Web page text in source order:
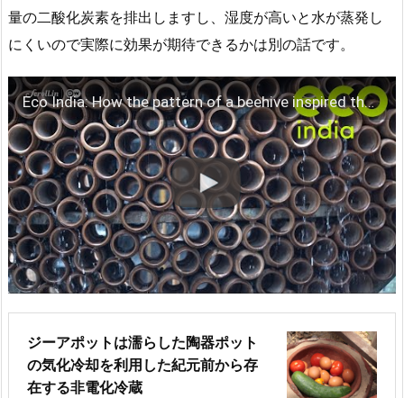
量の二酸化炭素を排出しますし、湿度が高いと水が蒸発し
にくいので実際に効果が期待できるかは別の話です。
Eco India: How the pattern of a beehive inspired the design for an affordable, natural air cooler
ジーアポットは濡らした陶器ポット
の気化冷却を利用した紀元前から存
在する非電化冷蔵